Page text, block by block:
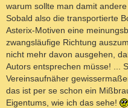
warum sollte man damit
Sobald also die transportierte
Asterix-Motiven eine
zwangsläufige Richtung
nicht mehr davon ausgehen,
Autors entsprechen müsse! ...
Vereinsaufnäher
das ist per se schon ein
Eigentums, wie ich das sehe!